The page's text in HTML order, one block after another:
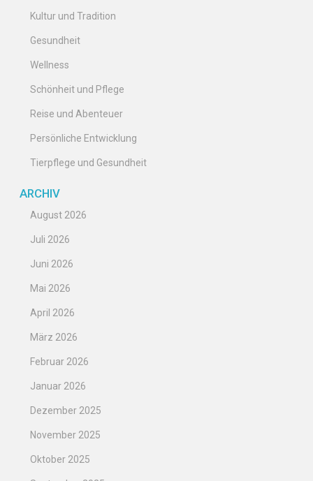
Kultur und Tradition
Gesundheit
Wellness
Schönheit und Pflege
Reise und Abenteuer
Persönliche Entwicklung
Tierpflege und Gesundheit
ARCHIV
August 2026
Juli 2026
Juni 2026
Mai 2026
April 2026
März 2026
Februar 2026
Januar 2026
Dezember 2025
November 2025
Oktober 2025